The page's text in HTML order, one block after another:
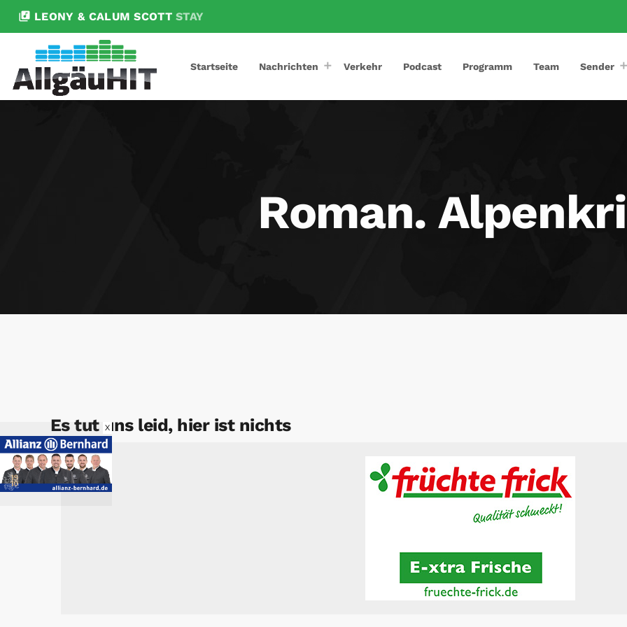
library_music LEONY & CALUM SCOTT STAY
Startseite Nachrichten Verkehr Podcast Programm Team Sender
Roman.
Es tut uns leid, hier ist nichts
X